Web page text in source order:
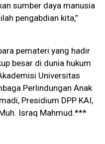
sumber daya manusia
pengabdian kita,”
pemateri yang hadir
besar di dunia hukum
Universitas
Perlindungan Anak
Presidium DPP KAI,
Israq Mahmud.***